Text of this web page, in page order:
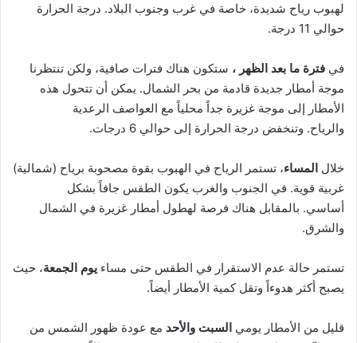
لهبوب رياح شديدة، خاصة في غرب وجنوب البلاد. درجة الحرارة
حوالي 11 درجة.
في فترة ما بعد الظهر ، ستكون هناك فترات صافية، ولكن تنتظرنا
موجة أمطار جديدة قادمة من بحر الشمال. يمكن أن تتحول هذه
الأمطار إلى موجة غزيرة جداً محلياً مع العواصف الرعدية
والرياح. وتنخفض ​​درجة الحرارة إلى حوالي 6 درجات.
خلال المساء، تستمر الرياح في الهبوب بقوة مصحوبة برياح (شمالية)
غربية قوية. في الجنوب والغرب يكون الطقس جافاً بشكل
أساسي. بالمقابل هناك فرصة لهطول أمطار غزيرة في الشمال
والشرق.
تستمر حالة عدم الاستقرار في الطقس حتى مساء يوم الجمعة، حيث
يصبح أكثر هدوءاً وتقل كمية الأمطار أيضاً.
قليل من الأمطار يومي السبت والأحد مع عودة ظهور الشمس من